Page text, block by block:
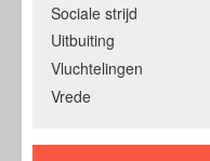
Sociale strijd
Uitbuiting
Vluchtelingen
Vrede